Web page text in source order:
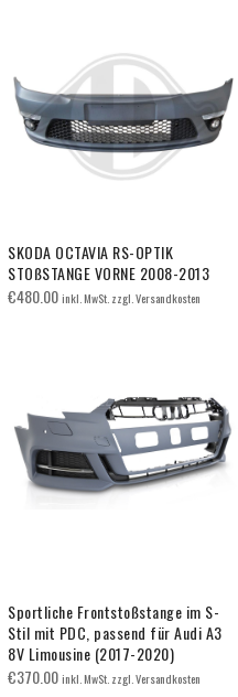
SKODA OCTAVIA RS-OPTIK
STOßSTANGE VORNE 2008-2013
€480.00inkl. MwSt. zzgl. Versandkosten
Sportliche Frontstoßstange im S-
Stil mit PDC, passend für Audi A3
8V Limousine (2017-2020)
€370.00inkl. MwSt. zzgl. Versandkosten